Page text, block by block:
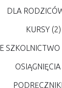
DLA
KURSY (2)
OSIĄGNIĘCIA
PODRĘCZNIKI